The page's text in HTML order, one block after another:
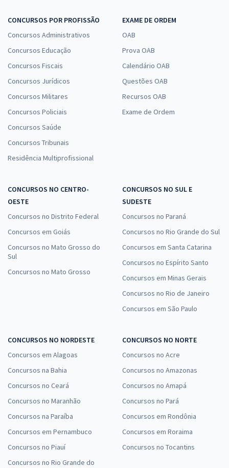
TRT 10ª Região (DF/TO) - Tribunal Regional do Trabalho da 10ª Região
- Conhecimentos Específicos para o Cargo 12: Analista Judiciário -
R$26,65
Economize R$ 79,96 (-20%)
Comprar
TRT 10ª Região (DF/TO) - Tribunal Regional do Trabalho da 10ª Região
à vista
ou 12x de
R$23,32
TRT 10ª Região (DF/TO) - Tribunal Regional do Trabalho da 10ª Região
Justiça Avaliador Federal
ou 12x de
R$52,72
Economize R$ 158,16 (-20%)
Comprar
TRT 10ª Região (DF/TO) - Tribunal Regional do Trabalho da 10ª Região
- Conhecimentos Específicos Para o cargo de Analista Judiciário -
CONCURSOS POR PROFISSÃO
Concursos Administrativos
Concursos Educação
Concursos Fiscais
Concursos Jurídicos
Concursos Militares
Concursos Policiais
Concursos Saúde
Concursos Tribunais
Residência Multiprofissional
EXAME DE ORDEM
OAB
Prova OAB
Calendário OAB
Questões OAB
Recursos OAB
Exame de Ordem
CONCURSOS NO CENTRO-
OESTE
Concursos no Distrito Federal
Concursos em Goiás
Concursos no Mato Grosso do
Sul
Concursos no Mato Grosso
CONCURSOS NO SUL E
SUDESTE
Concursos no Paraná
Concursos no Rio Grande do Sul
Concursos em Santa Catarina
Concursos no Espírito Santo
Concursos em Minas Gerais
Concursos no Rio de Janeiro
Concursos em São Paulo
CONCURSOS NO NORDESTE
Concursos em Alagoas
Concursos na Bahia
Concursos no Ceará
Concursos no Maranhão
Concursos na Paraíba
Concursos em Pernambuco
Concursos no Piauí
Concursos no Rio Grande do
CONCURSOS NO NORTE
Concursos no Acre
Concursos no Amazonas
Concursos no Amapá
Concursos no Pará
Concursos em Rondônia
Concursos em Roraima
Concursos no Tocantins